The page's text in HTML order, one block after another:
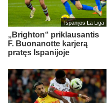
Ispanijos La Liga
„Brighton“ priklausantis
F. Buonanotte karjerą
pratęs Ispanijoje